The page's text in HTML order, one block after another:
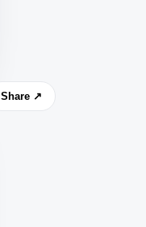
Share ↗